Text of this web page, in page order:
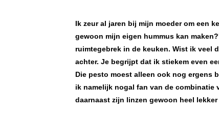
Ik zeur al jaren bij mijn moeder om een
gewoon mijn eigen hummus kan
ruimtegebrek in de keuken. Wist ik veel
achter. Je begrijpt dat ik stiekem even
Die pesto moest alleen ook nog ergens
ik namelijk nogal fan van de combinatie
daarnaast zijn linzen gewoon heel